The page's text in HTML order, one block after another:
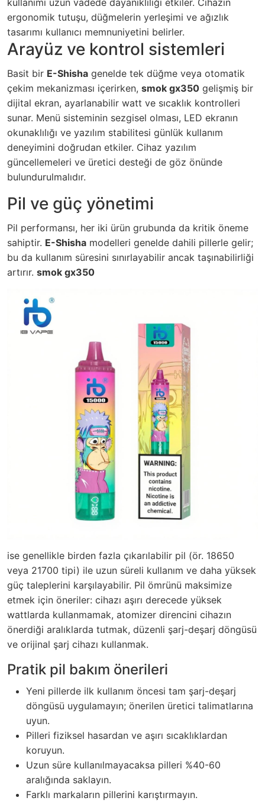
kullanımı uzun vadede dayanıklılığı etkiler. Cihazın
ergonomik tutuşu, düğmelerin yerleşimi ve ağızlık
tasarımı kullanıcı memnuniyetini belirler.
Arayüz ve kontrol sistemleri
Basit bir E-Shisha genelde tek düğme veya otomatik
çekim mekanizması içerirken, smok gx350 gelişmiş bir
dijital ekran, ayarlanabilir watt ve sıcaklık kontrolleri
sunar. Menü sisteminin sezgisel olması, LED ekranın
okunaklılığı ve yazılım stabilitesi günlük kullanım
deneyimini doğrudan etkiler. Cihaz yazılım
güncellemeleri ve üretici desteği de göz önünde
bulundurulmalıdır.
Pil ve güç yönetimi
Pil performansı, her iki ürün grubunda da kritik öneme
sahiptir. E-Shisha modelleri genelde dahili pillerle gelir;
bu da kullanım süresini sınırlayabilir ancak taşınabilirliği
artırır. smok gx350
ise genellikle birden fazla çıkarılabilir pil (ör. 18650
veya 21700 tipi) ile uzun süreli kullanım ve daha yüksek
güç taleplerini karşılayabilir. Pil ömrünü maksimize
etmek için öneriler: cihazı aşırı derecede yüksek
wattlarda kullanmamak, atomizer direncini cihazın
önerdiği aralıklarda tutmak, düzenli şarj-deşarj döngüsü
ve orijinal şarj cihazı kullanmak.
Pratik pil bakım önerileri
Yeni pillerde ilk kullanım öncesi tam şarj-deşarj
döngüsü uygulamayın; önerilen üretici talimatlarına
uyun.
Pilleri fiziksel hasardan ve aşırı sıcaklıklardan
koruyun.
Uzun süre kullanılmayacaksa pilleri %40-60
aralığında saklayın.
Farklı markaların pillerini karıştırmayın.